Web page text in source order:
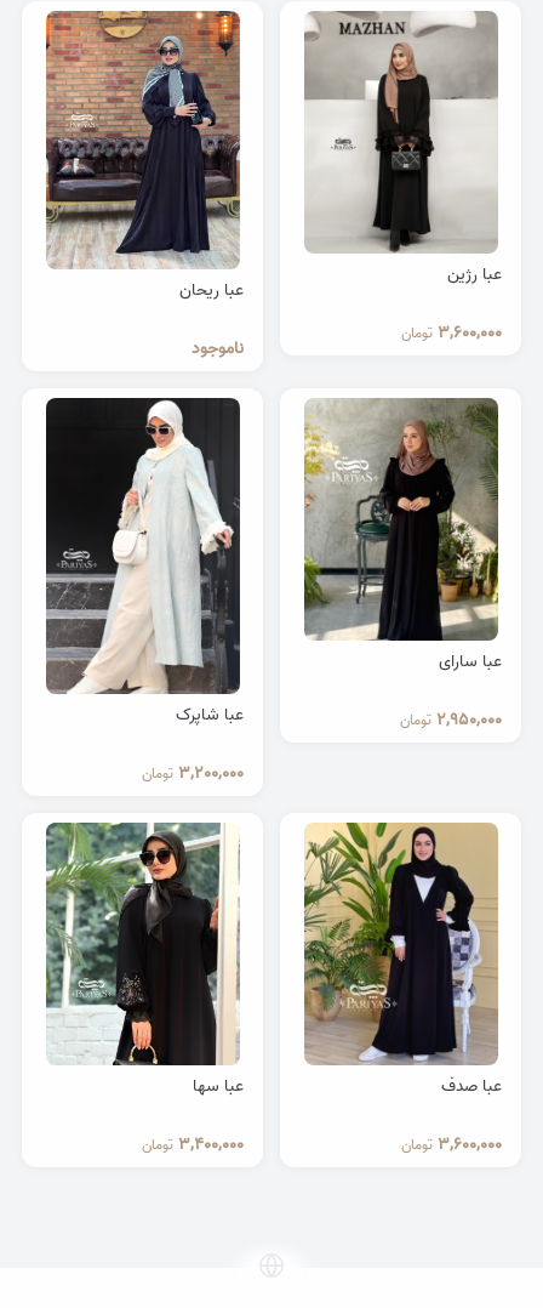
عبا رژین
3,600,000 تومان
عبا ریحان
ناموجود
عبا سارای
2,950,000 تومان عبا شاپرک
3,200,000 تومان
عبا صدف
3,600,000 تومان
عبا سها
3,400,000 تومان